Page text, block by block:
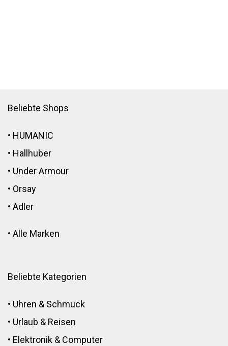
Beliebte Shops
• HUMANIC
• Hallhuber
• Under Armour
• Orsay
• Adler
• Alle Marken
Beliebte Kategorien
• Uhren & Schmuck
• Urlaub & Reisen
• Elektronik & Computer